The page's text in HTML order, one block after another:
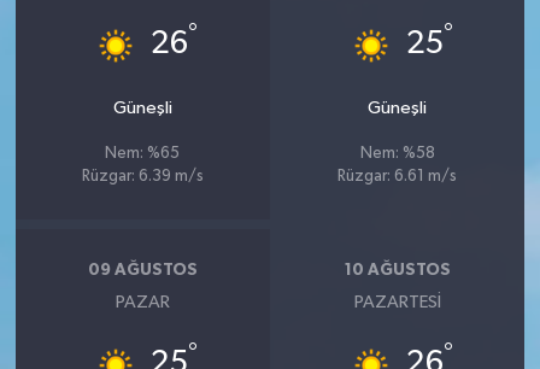
26°
Güneşli
Nem: %65
Rüzgar: 6.39 m/s
25°
Güneşli
Nem: %58
Rüzgar: 6.61 m/s
09 AĞUSTOS
PAZAR
°
10 AĞUSTOS
PAZARTESI
°